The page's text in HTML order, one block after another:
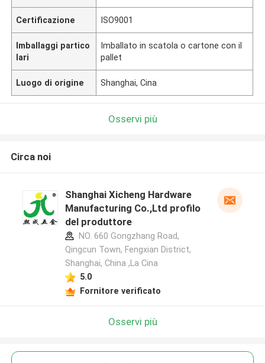
Certificazione ISO9001
Imballaggi partico
lari
Imballato in scatola o cartone con il
pallet
Luogo di origine Shanghai, Cina
Osservi più
Circa noi
Shanghai Xicheng Hardware
Manufacturing Co.,Ltd profilo
del produttore
NO. 660 Gongzhang Road,
Qingcun Town, Fengxian District,
Shanghai, China ,La Cina
5.0
Fornitore verificato
Osservi più